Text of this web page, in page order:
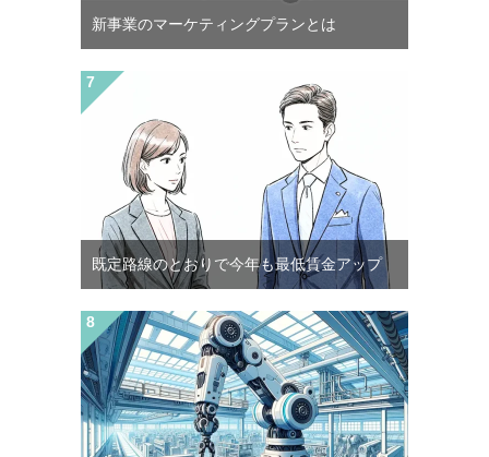
新事業のマーケティングプランとは
既定路線のとおりで今年も最低賃金アップ